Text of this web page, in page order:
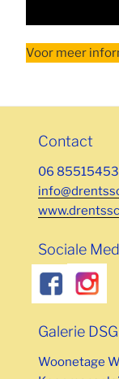
Voor meer
Contact
06 85515453
Sociale
Galerie DSG
Woonetage